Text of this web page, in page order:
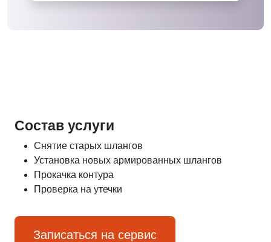
Состав услуги
Снятие старых шлангов
Установка новых армированных шлангов
Прокачка контура
Проверка на утечки
Записаться на сервис